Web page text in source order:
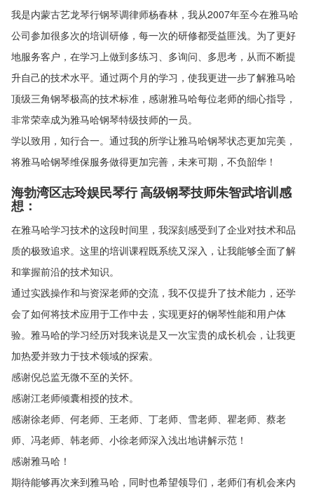
我是内蒙古艺龙琴行钢琴调律师杨春林，我从2007年至今在雅马哈
公司参加很多次的培训研修，每一次的研修都受益匪浅。为了更好
地服务客户，在学习上做到多练习、多询问、多思考，从而不断提
升自己的技术水平。通过两个月的学习，使我更进一步了解雅马哈
顶级三角钢琴极高的技术标准，感谢雅马哈每位老师的细心指导，
非常荣幸成为雅马哈钢琴特级技师的一员。
学以致用，知行合一。通过我的所学让雅马哈钢琴状态更加完美，
将雅马哈钢琴维保服务做得更加完善，未来可期，不负韶华！
海勃湾区志玲娱民琴行 高级钢琴技师朱智武培训感
想：
在雅马哈学习技术的这段时间里，我深刻感受到了企业对技术和品
质的极致追求。这里的培训课程既系统又深入，让我能够全面了解
和掌握前沿的技术知识。
通过实践操作和与资深老师的交流，我不仅提升了技术能力，还学
会了如何将技术应用于工作中去，实现更好的钢琴性能和用户体
验。雅马哈的学习经历对我来说是又一次宝贵的成长机会，让我更
加热爱并致力于技术领域的探索。
感谢倪总监无微不至的关怀。
感谢江老师倾囊相授的技术。
感谢徐老师、何老师、王老师、丁老师、雪老师、瞿老师、蔡老
师、冯老师、韩老师、小徐老师深入浅出地讲解示范！
感谢雅马哈！
期待能够再次来到雅马哈，同时也希望领导们，老师们有机会来内